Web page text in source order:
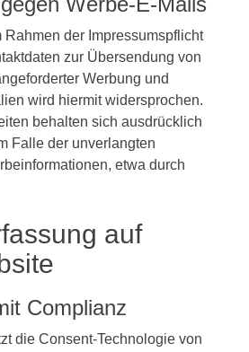
Rahmen der Impressumspflicht
zur Übersendung von
Werbung und
wird hiermit widersprochen.
behalten sich ausdrücklich
Falle der unverlangten
etwa durch
auf
Complianz
die Consent-Technologie von